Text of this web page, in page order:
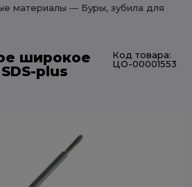
материалы ― Буры, зубила для
широкое
plus
Код товара:
ЦО-00001553